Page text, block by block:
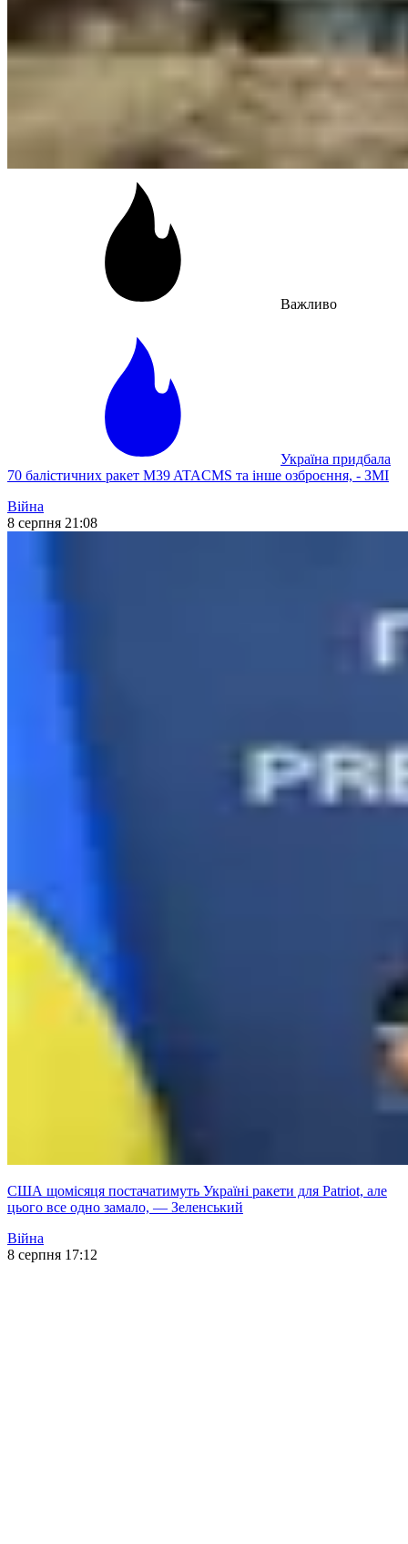
Важливо
Україна придбала
70 балістичних ракет M39 ATACMS та інше озброєння, - ЗМІ
Війна
8 серпня 21:08
США щомісяця постачатимуть Україні ракети для Patriot, але
цього все одно замало, — Зеленський
Війна
8 серпня 17:12